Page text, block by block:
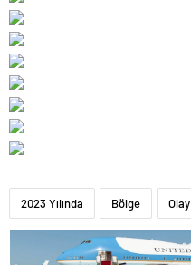
2023 Yılında Bölge Olay